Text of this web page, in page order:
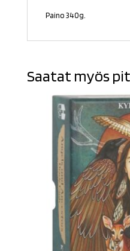
Paino 340g.
Saatat myös